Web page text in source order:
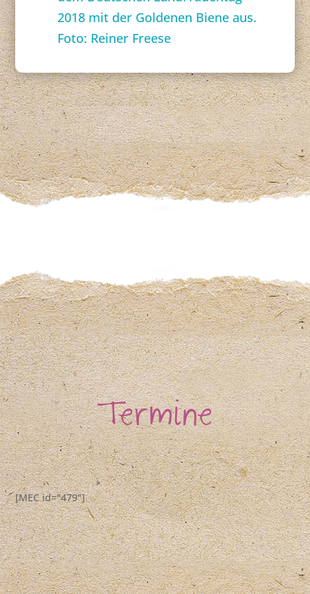
2018 mit der Goldenen Biene aus.
Foto: Reiner Freese
Termine
[MEC id="479"]